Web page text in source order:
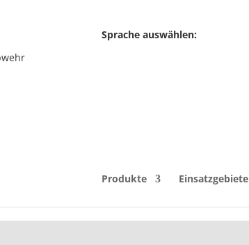
Sprache auswählen:
Produkte Einsatzgebiete
Sie,
Kontaktformular.